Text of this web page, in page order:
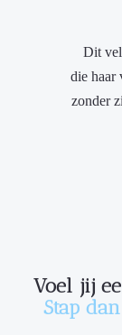
Dit
die haar
zonder
Voel jij
Stap